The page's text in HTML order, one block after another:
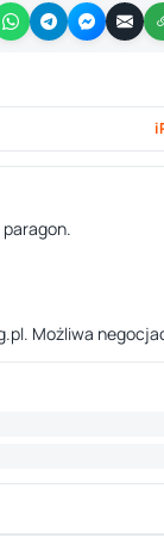
paragon.
Możliwa